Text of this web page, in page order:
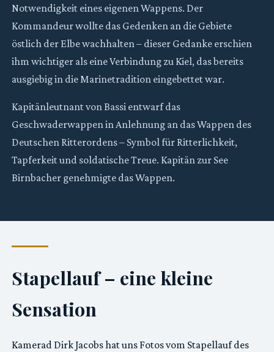
Notwendigkeit eines eigenen Wappens. Der
Kommandeur wollte das Gedenken an die Gebiete
östlich der Elbe wachhalten – dieser Gedanke erschien
ihm wichtiger als eine Verbindung zu Kiel, das bereits
ausgiebig in die Marinetradition eingebettet war.
Kapitänleutnant von Bassi entwarf das
Geschwaderwappen in Anlehnung an das Wappen des
Deutschen Ritterordens – Symbol für Ritterlichkeit,
Tapferkeit und soldatische Treue. Kapitän zur See
Birnbacher genehmigte das Wappen.
Stapellauf – eine kleine
Sensation
Kamerad Dirk Jacobs hat uns Fotos vom Stapellauf des